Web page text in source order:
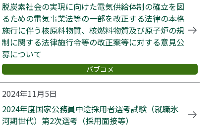
パブコメ
脱炭素社会の実現に向けた電気供給体制の確立を図
るための電気事業法等の一部を改正する法律の本格
施行に伴う核原料物質、核燃料物質及び原子炉の規
制に関する法律施行令等の改正案等に対する意見公
募について
2024年11月5日
2024年度国家公務員中途採用者選考試験（就職氷
河期世代）第2次選考（採用面接等）